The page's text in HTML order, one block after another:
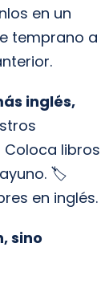
en un
temprano a
inglés,
libros
🏷️
en inglés.
sino